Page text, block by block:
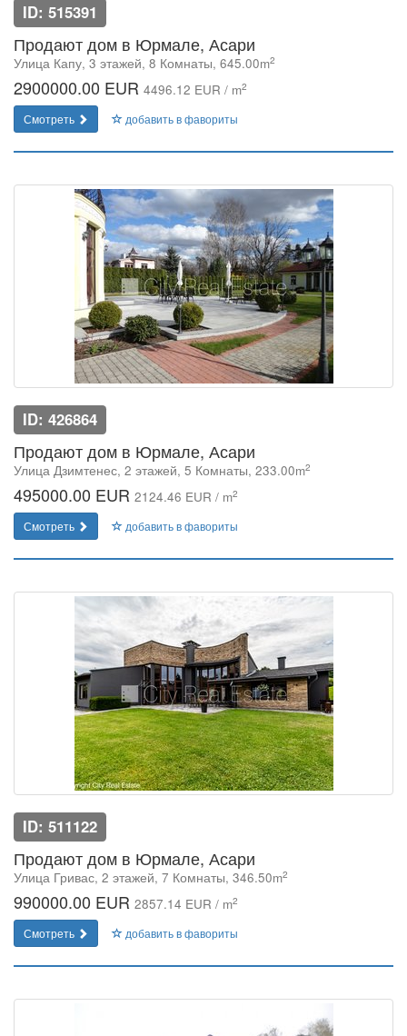
ID: 515391
Продают дом в Юрмале, Асари
Улица Капу, 3 этажей, 8 Комнаты, 645.00m2
2900000.00 EUR 4496.12 EUR / m2
Смотреть добавить в фавориты
ID: 426864
Продают дом в Юрмале, Асари
Улица Дзимтенес, 2 этажей, 5 Комнаты, 233.00m2
495000.00 EUR 2124.46 EUR / m2
Смотреть добавить в фавориты
ID: 511122
Продают дом в Юрмале, Асари
Улица Гривас, 2 этажей, 7 Комнаты, 346.50m2
990000.00 EUR 2857.14 EUR / m2
Смотреть добавить в фавориты